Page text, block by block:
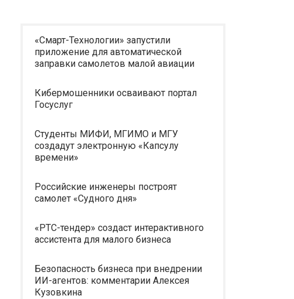
«Смарт-Технологии» запустили
приложение для автоматической
заправки самолетов малой авиации
Кибермошенники осваивают портал
Госуслуг
Студенты МИФИ, МГИМО и МГУ
создадут электронную «Капсулу
времени»
Российские инженеры построят
самолет «Судного дня»
«РТС-тендер» создаст интерактивного
ассистента для малого бизнеса
Безопасность бизнеса при внедрении
ИИ-агентов: комментарии Алексея
Кузовкина